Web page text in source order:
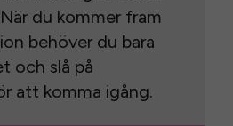
du kommer fram
behöver du bara
och slå på
att komma igång.